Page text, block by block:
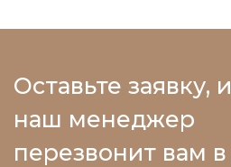
Оставьте заявку, и
наш менеджер
перезвонит вам в